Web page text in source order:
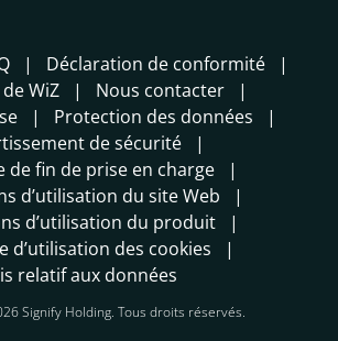
Déclaration de conformité
WiZ
Nous contacter
Protection des données
de sécurité
de fin de prise en charge
d’utilisation du site Web
d’utilisation du produit
d’utilisation des cookies
relatif aux données
Signify Holding. Tous droits réservés.